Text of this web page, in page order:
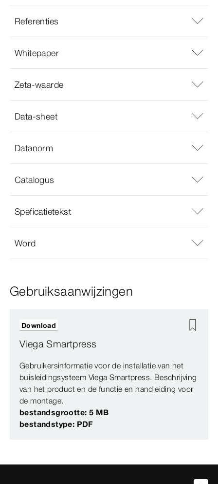
Referenties
Whitepaper
Zeta-waarde
Data-sheet
Datanorm
Catalogus
Speficatietekst
Word
Gebruiksaanwijzingen
Viega Smartpress
Gebruikersinformatie voor de installatie van het
buisleidingsysteem Viega Smartpress. Beschrijving
van het product en de functie en handleiding voor
de montage.
bestandsgrootte: 5 MB
bestandstype: PDF
Download